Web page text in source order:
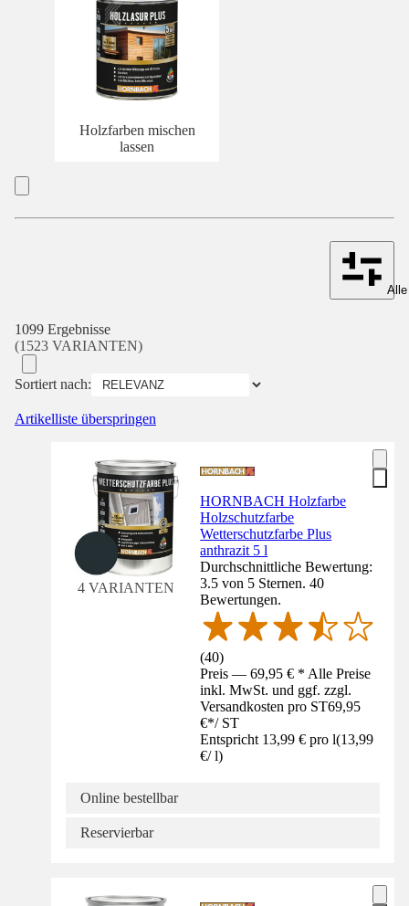
Holzfarben mischen
lassen
1099 Ergebnisse
(1523 VARIANTEN)
Sortiert nach:
Artikelliste überspringen
4 VARIANTEN
HORNBACH Holzfarbe
Holzschutzfarbe
Wetterschutzfarbe Plus
anthrazit 5 l
Durchschnittliche Bewertung:
3.5 von 5 Sternen. 40
Bewertungen.
(40)
Preis — 69,95 € * Alle Preise
inkl. MwSt. und ggf. zzgl.
Versandkosten pro ST69,95
€*/ ST
Entspricht 13,99 € pro l(13,99
€/ l)
Online bestellbar
Reservierbar